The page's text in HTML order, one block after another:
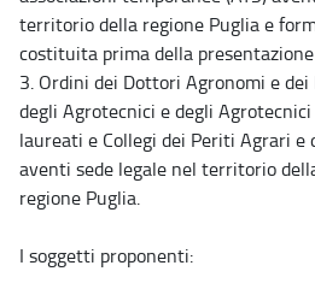
territorio della regione Puglia e
costituita prima della
3. Ordini dei Dottori Agronomi e
degli Agrotecnici e degli Agrotecnici
laureati e Collegi dei Periti Agrari
aventi sede legale nel territorio
regione Puglia.
I soggetti proponenti: